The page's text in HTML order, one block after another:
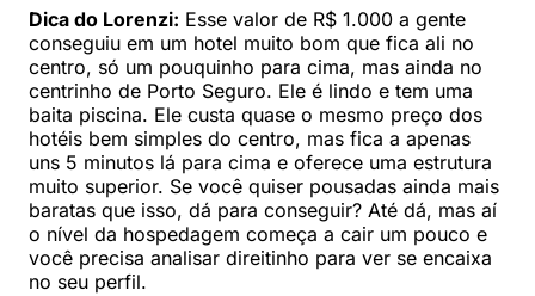
Dica do Lorenzi: Esse valor de R$ 1.000 a gente
conseguiu em um hotel muito bom que fica ali no
centro, só um pouquinho para cima, mas ainda no
centrinho de Porto Seguro. Ele é lindo e tem uma
baita piscina. Ele custa quase o mesmo preço dos
hotéis bem simples do centro, mas fica a apenas
uns 5 minutos lá para cima e oferece uma estrutura
muito superior. Se você quiser pousadas ainda mais
baratas que isso, dá para conseguir? Até dá, mas aí
o nível da hospedagem começa a cair um pouco e
você precisa analisar direitinho para ver se encaixa
no seu perfil.